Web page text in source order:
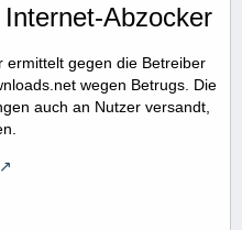
Abzocker
ermittelt gegen die Betreiber
wegen Betrugs. Die
auch an Nutzer versandt,